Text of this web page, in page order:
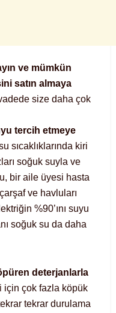
ve mümkün
satın almaya
size daha çok
tercih etmeye
sıcaklıklarında kiri
soğuk suyla ve
bir aile üyesi hasta
ve havluları
%90’ını suyu
soğuk su da daha
deterjanlarla
için çok fazla köpük
tekrar durulama